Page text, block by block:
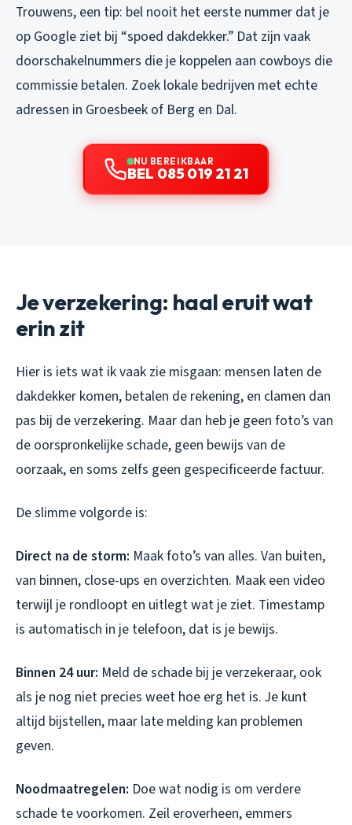
Trouwens, een tip: bel nooit het eerste nummer dat je
op Google ziet bij “spoed dakdekker.” Dat zijn vaak
doorschakelnummers die je koppelen aan cowboys die
commissie betalen. Zoek lokale bedrijven met echte
adressen in Groesbeek of Berg en Dal.
NU BEREIKBAAR
BEL 085 019 21 21
Je verzekering: haal eruit wat
erin zit
Hier is iets wat ik vaak zie misgaan: mensen laten de
dakdekker komen, betalen de rekening, en clamen dan
pas bij de verzekering. Maar dan heb je geen foto’s van
de oorspronkelijke schade, geen bewijs van de
oorzaak, en soms zelfs geen gespecificeerde factuur.
De slimme volgorde is:
Direct na de storm: Maak foto’s van alles. Van buiten,
van binnen, close-ups en overzichten. Maak een video
terwijl je rondloopt en uitlegt wat je ziet. Timestamp
is automatisch in je telefoon, dat is je bewijs.
Binnen 24 uur: Meld de schade bij je verzekeraar, ook
als je nog niet precies weet hoe erg het is. Je kunt
altijd bijstellen, maar late melding kan problemen
geven.
Noodmaatregelen: Doe wat nodig is om verdere
schade te voorkomen. Zeil eroverheen, emmers